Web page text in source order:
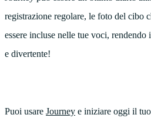
registrazione regolare, le foto del cibo
essere incluse nelle tue voci,
e divertente!
Puoi usare Journey e iniziare oggi il